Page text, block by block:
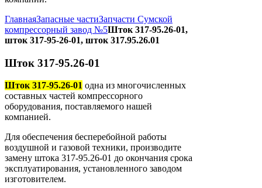
ГлавнаяЗапасные частиЗапчасти Сумской
компрессорный завод №5Шток 317-95.26-01,
шток 317-95-26-01, шток 317.95.26.01
Шток 317-95.26-01
Шток 317-95.26-01 одна из многочисленных
составных частей компрессорного
оборудования, поставляемого нашей
компанией.
Для обеспечения бесперебойной работы
воздушной и газовой техники, производите
замену штока 317-95.26-01 до окончания срока
эксплуатирования, установленного заводом
изготовителем.